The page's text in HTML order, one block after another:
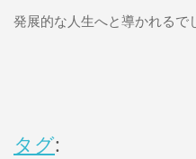
発展的な人生へと導かれるで
タグ: